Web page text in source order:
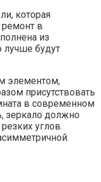
которая
в
из
лучше будут
элементом,
присутствовать
в современном
зеркало должно
углов.